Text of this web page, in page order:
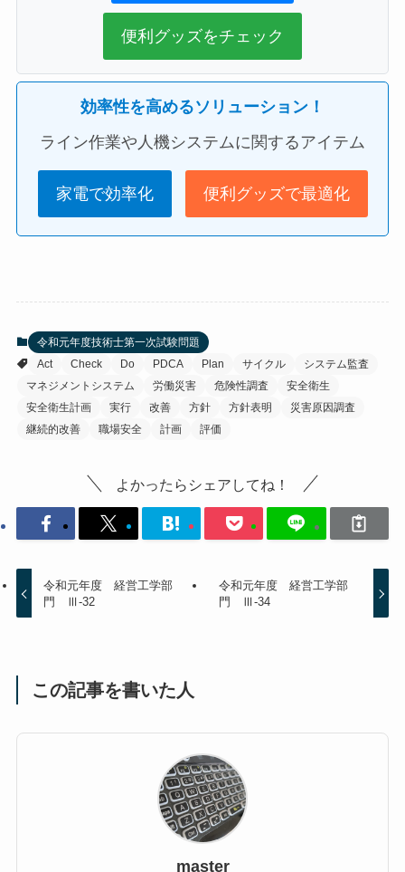
便利グッズをチェック
効率性を高めるソリューション！
ライン作業や人機システムに関するアイテム
家電で効率化 便利グッズで最適化
令和元年度技術士第一次試験問題
Act
Check Do PDCA Plan サイクル
システム監査
マネジメントシステム
労働災害 危険性調査
安全衛生
安全衛生計画
実行 改善 方針 方針表明
災害原因調査
継続的改善
職場安全 計画 評価
よかったらシェアしてね！
令和元年度 経営工学部
門 Ⅲ-32
令和元年度 経営工学部
門 Ⅲ-34
この記事を書いた人
master